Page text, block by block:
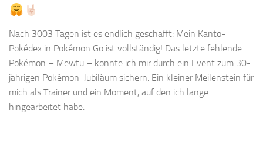
Nach 3003 Tagen ist es endlich geschafft: Mein Kanto-
Pokédex in Pokémon Go ist vollständig! Das letzte fehlende
Pokémon – Mewtu – konnte ich mir durch ein Event zum 30-
jährigen Pokémon-Jubiläum sichern. Ein kleiner Meilenstein für
mich als Trainer und ein Moment, auf den ich lange
hingearbeitet habe.